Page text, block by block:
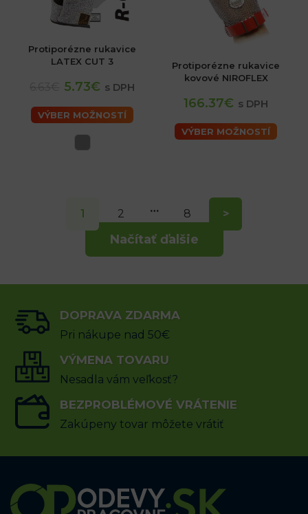
Protiporézne rukavice
LATEX CUT 3
5.73€ s DPH
VÝBER MOŽNOSTÍ
Protiporézne rukavice
kovové NIROFLEX
166.37€ s DPH
VÝBER MOŽNOSTÍ
Načítať ďalšie
1 2 … 8 >
DOPRAVA ZDARMA
Pri nákupe nad 50€
VÝMENA TOVARU
Nesadla vám veľkosť?
BEZPROBLÉMOVÉ VRÁTENIE
Zakúpeny tovar môžete vrátiť